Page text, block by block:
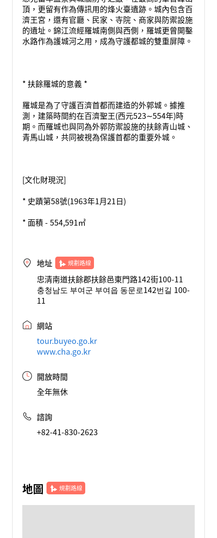
頂，更留有作為傳訊用的烽火臺遺跡。城內包含百
濟王宮，還有官廳、民家、寺院、商家與防禦設施
的遺址。錦江流經羅城南側與西側，羅城更曾開鑿
水路作為護城河之用，成為守護都城的雙重屏障。
* 扶餘羅城的意義 *
羅城是為了守護百濟首都而建造的外郭城。據推
測，建築時間約在百濟聖王(西元523∼554年)時
期。而羅城也與同為外郭防禦設施的扶餘青山城、
青馬山城，共同被視為保護首都的重要外城。
[文化財現況]
* 史蹟第58號(1963年1月21日)
* 面積 - 554,591㎡
地址 規劃路線
忠清南道扶餘郡扶餘邑東門路142街100-11
충청남도 부여군 부여읍 동문로142번길 100-
11
網站
tour.buyeo.go.kr
www.cha.go.kr
開放時間
全年無休
諮詢
+82-41-830-2623
地圖 規劃路線